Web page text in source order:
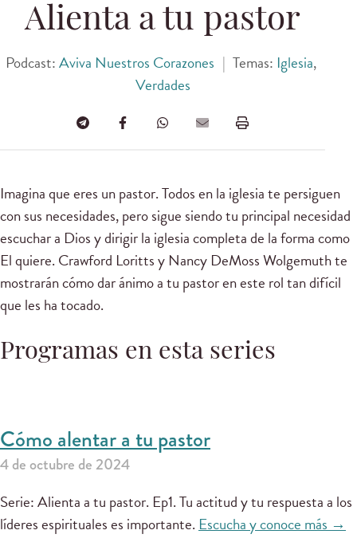
Alienta a tu pastor
Podcast:Aviva Nuestros Corazones | Temas: Iglesia,
Verdades
Imagina que eres un pastor. Todos en la iglesia te persiguen
con sus necesidades, pero sigue siendo tu principal necesidad
escuchar a Dios y dirigir la iglesia completa de la forma como
El quiere. Crawford Loritts y Nancy DeMoss Wolgemuth te
mostrarán cómo dar ánimo a tu pastor en este rol tan difícil
que les ha tocado.
Programas en esta series
Cómo alentar a tu pastor
4 de octubre de 2024
Serie: Alienta a tu pastor. Ep1. Tu actitud y tu respuesta a los
líderes espirituales es importante.Escucha y conoce más →